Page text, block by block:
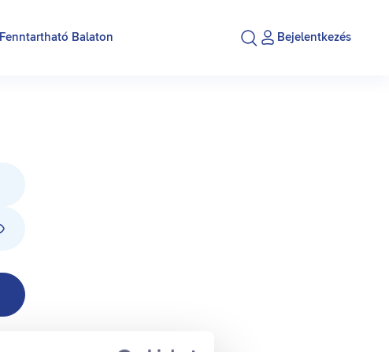
Fenntartható Balaton Bejelentkezés